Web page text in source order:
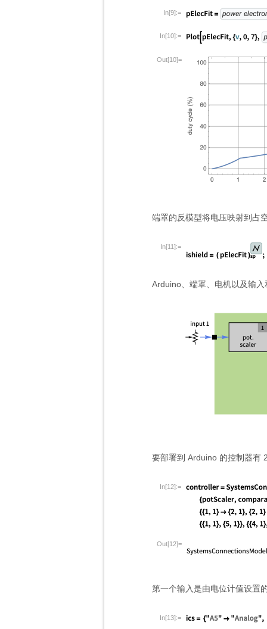
In[9]:=
In[10]:=
Out[10]=
端罩的反模型将电压映射到占
In[11]:=
Arduino、端罩、电机以及输
要部署到 Arduino 的控制器有
In[12]:=
Out[12]=
第一个输入是由电位计值设置
In[13]:=